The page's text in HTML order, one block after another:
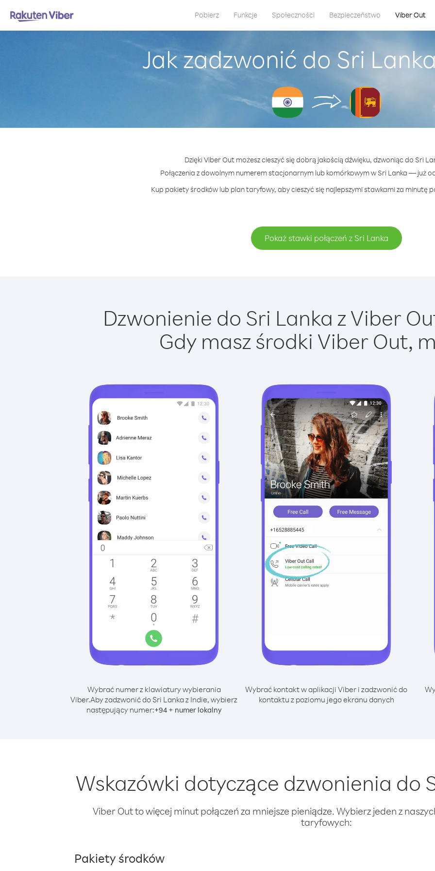
Pobierz Funkcje Społeczności Bezpieczeństwo Viber Out
Jak zadzwonić do Sri
Dzięki Viber Out możesz cieszyć się dobrą jakością dźwięku, dzwoniąc do Sri
Połączenia z dowolnym numerem stacjonarnym lub komórkowym w Sri Lanka — już
Kup pakiety środków lub plan taryfowy, aby cieszyć się najlepszymi stawkami za minutę
Pokaż stawki połączeń z Sri Lanka
Dzwonienie do Sri Lanka z Viber
Gdy masz środki Viber Out,
Wybrać numer z klawiatury wybierania
Viber.Aby zadzwonić do Sri Lanka z Indie, wybierz
następujący numer:+94+ numer lokalny
Wybrać kontakt w aplikacji Viber i zadzwonić do
kontaktu z poziomu jego ekranu danych
Wskazówki dotyczące dzwonienia do
Viber Out to więcej minut połączeń za mniejsze pieniądze. Wybierz jeden z
taryfowych:
Pakiety środków